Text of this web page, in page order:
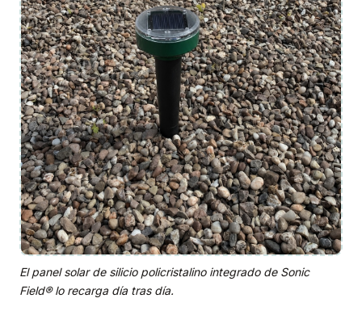
El panel solar de silicio policristalino integrado de Sonic
Field® lo recarga día tras día.